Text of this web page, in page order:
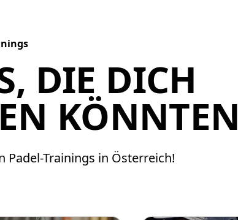
DIE DICH
KÖNNTEN
Padel-Trainings in Österreich!